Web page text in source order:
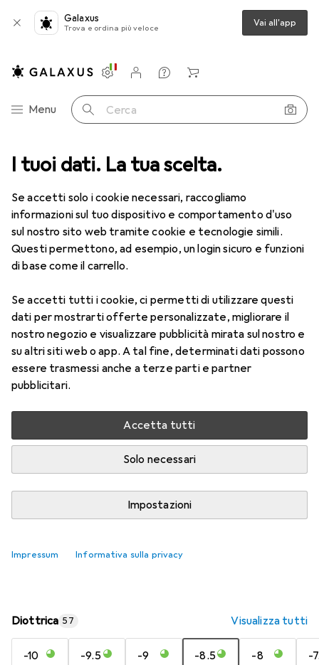
I tuoi dati. La tua scelta.
Se accetti solo i cookie necessari, raccogliamo
informazioni sul tuo dispositivo e comportamento d'uso
sul nostro sito web tramite cookie e tecnologie simili.
Questi permettono, ad esempio, un login sicuro e funzioni
di base come il carrello.
Se accetti tutti i cookie, ci permetti di utilizzare questi
dati per mostrarti offerte personalizzate, migliorare il
nostro negozio e visualizzare pubblicità mirata sul nostro e
su altri siti web o app. A tal fine, determinati dati possono
essere trasmessi anche a terze parti e partner
pubblicitari.
Accetta tutti
Solo necessari
Impostazioni
Impressum Informativa sulla privacy
Galaxus
Trova e ordina più veloce Vai all'app
Categoria Navigazione
Menu Cerca
Impostazioni
Conto cliente
Liste di confronto
Liste dei desideri
Carrello
Lenti a contatto Air Optix HydraGlyde per l'astigmatismo 6
1 Immagine
Air Optix HydraGlyde per
-8.5, Obiettivo mensile, 6 pz., Torico
Prezzo in EUR IVA incl.
EUR
47,29 EUR
7,88/1pz.
Consegna tra lun, 17/8 e mer, 19/8
Più di 10 pezzi in stock presso il fornitore
Aggiungi al carrello
Diottrica 57 Visualizza tutti
-10 -9.5 -9 -8.5 -8 -